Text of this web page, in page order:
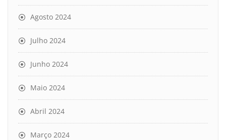
Agosto 2024
Julho 2024
Junho 2024
Maio 2024
Abril 2024
Março 2024